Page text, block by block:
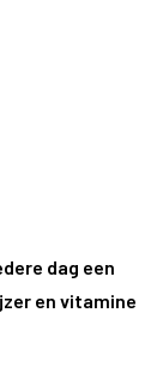
dag een
en vitamine